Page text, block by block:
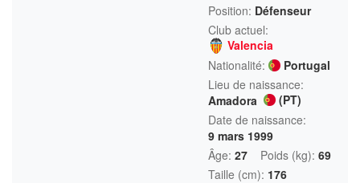
Position: Défenseur
Club actuel:
Valencia
Nationalité:
Portugal
Lieu de naissance:
Amadora
(PT)
Date de naissance:
9 mars 1999
Âge: 27 Poids (kg): 69
Taille (cm): 176